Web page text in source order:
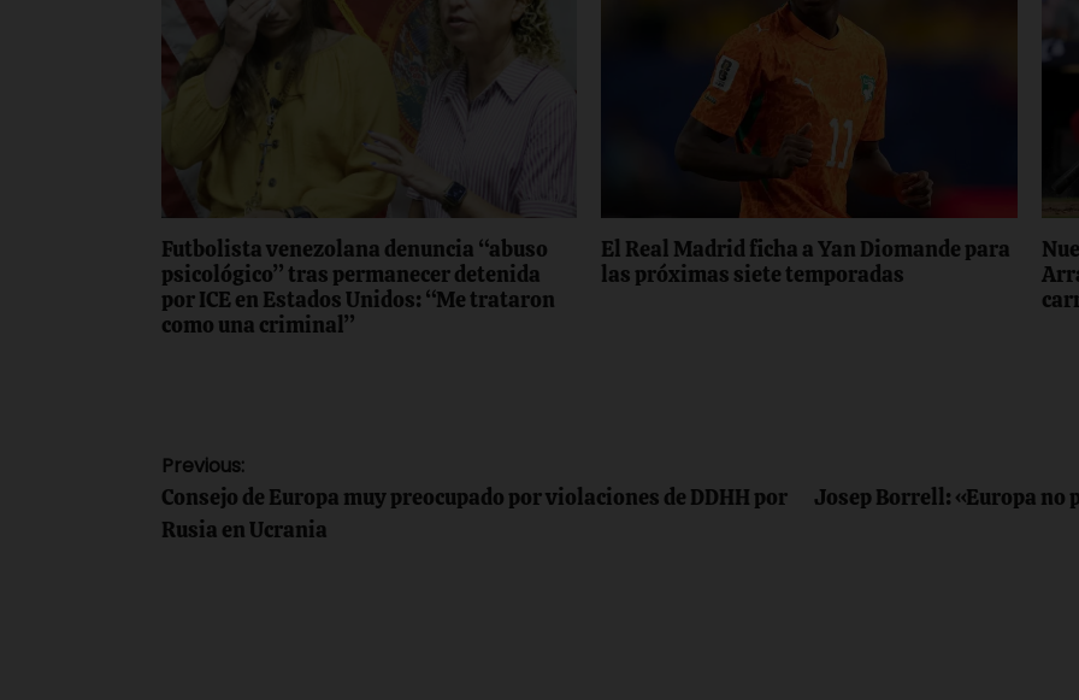
Futbolista venezolana denuncia “abuso
psicológico” tras permanecer detenida
por ICE en Estados Unidos: “Me trataron
como una criminal”
El Real Madrid ficha a Yan Diomande para
las próximas siete temporadas
Navegación
de
Previous:
Consejo de Europa muy preocupado por violaciones de DDHH por
Rusia en Ucrania
Josep Borrell: «Europa no